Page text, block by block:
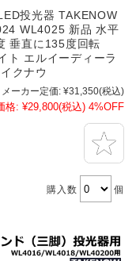
投光器 TAKENOW
WL4025 新品 水平
垂直に135度回転
ト エルイーディーラ
クナウ
メーカー定価: ¥31,350(税込)
格: ¥29,800(税込) 4%OFF
購入数 個